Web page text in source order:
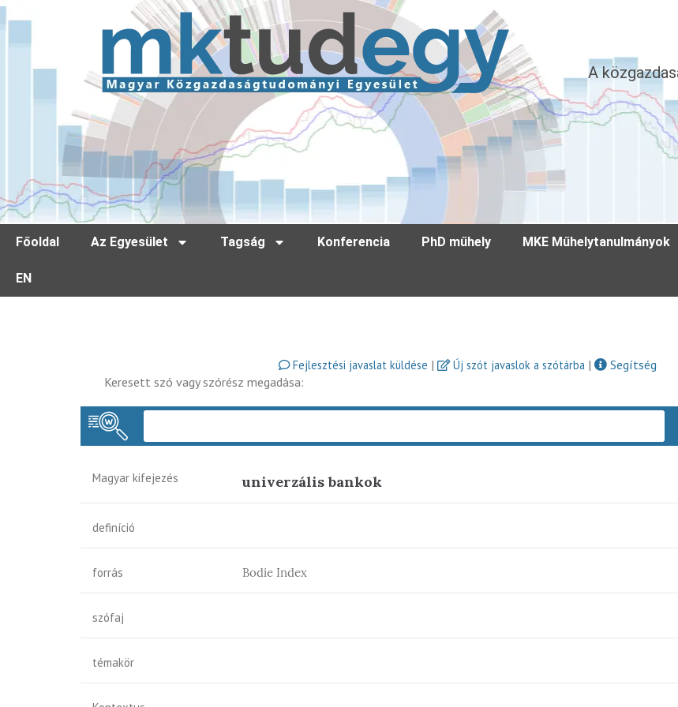
A
Főoldal Az Egyesület Tagság Konferencia PhD műhely MKE Műhelytanulmányok
EN
Fejlesztési javaslat küldése | Új szót javaslok a szótárba |
Segítség
Keresett szó vagy szórész megadása:
Magyar kifejezés univerzális bankok
definíció
forrás Bodie Index
szófaj
témakör